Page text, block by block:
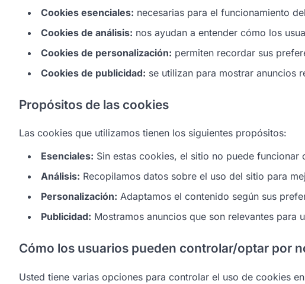
Cookies esenciales: necesarias para el funcionamiento
Cookies de análisis: nos ayudan a entender cómo los
Cookies de personalización: permiten recordar sus
Cookies de publicidad: se utilizan para mostrar anuncios
Propósitos de las cookies
Las cookies que utilizamos tienen los siguientes propósitos:
Esenciales: Sin estas cookies, el sitio no puede funcionar
Análisis: Recopilamos datos sobre el uso del sitio para
Personalización: Adaptamos el contenido según sus
Publicidad: Mostramos anuncios que son relevantes para
Cómo los usuarios pueden controlar/optar por
Usted tiene varias opciones para controlar el uso de cookies